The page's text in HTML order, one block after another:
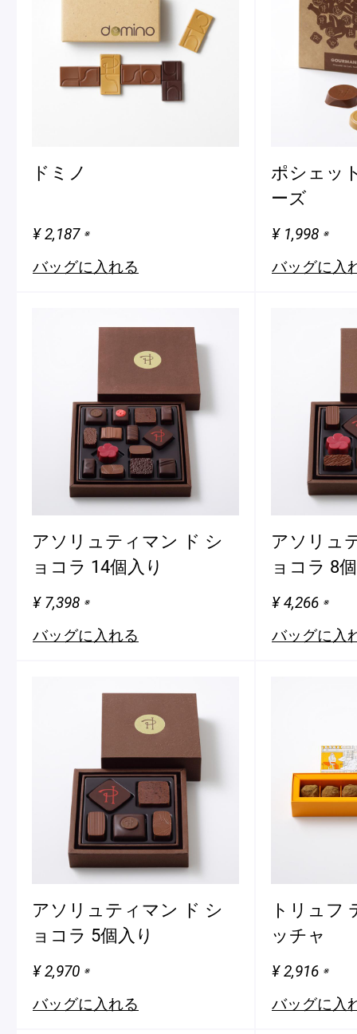
ドミノ
¥ 2,187 ※
バッグに入れる
ポシェッ
ーズ
¥ 1,998 ※
バッグに入
アソリュティマン ド シ
ョコラ 14個入り
¥ 7,398 ※
バッグに入れる
アソリュ
ョコラ 8
¥ 4,266 ※
バッグに入
アソリュティマン ド シ
ョコラ 5個入り
¥ 2,970 ※
バッグに入れる
トリュフ
ッチャ
¥ 2,916 ※
バッグに入